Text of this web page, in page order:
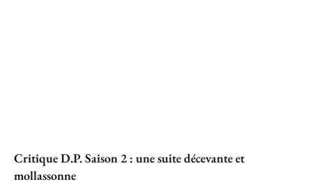
Critique D.P. Saison 2 : une suite décevante et
mollassonne